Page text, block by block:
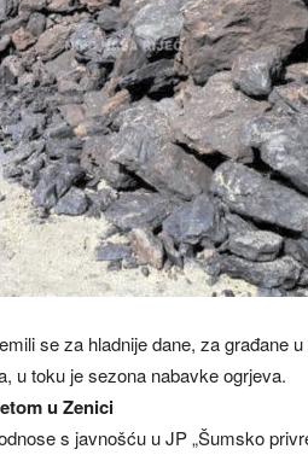
se za hladnije dane, za građane
u toku je sezona nabavke ogrjeva.
u Zenici
s javnošću u JP „Šumsko